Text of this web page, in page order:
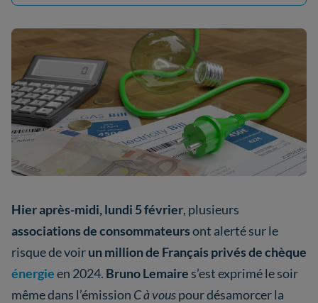
Hier après-midi, lundi 5 février, plusieurs
associations de consommateursont alerté sur le
risque de voirun million de Français privés de chèque
énergieen 2024. Bruno Lemaire s’est exprimé le soir
même dans l’émission C à vouspour désamorcer la